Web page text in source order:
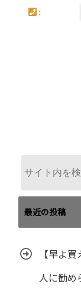
:
最近の投稿
【早よ
人に勧め